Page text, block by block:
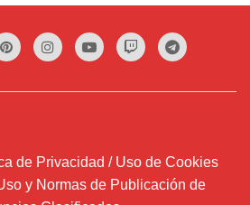
de Privacidad / Uso de Cookies
y Normas de Publicación de